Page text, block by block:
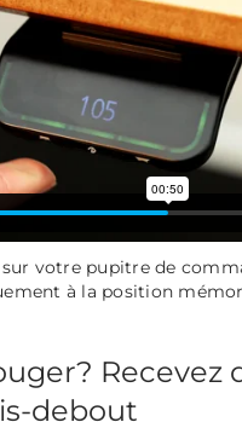
votre pupitre de
à la position
Recevez
debout